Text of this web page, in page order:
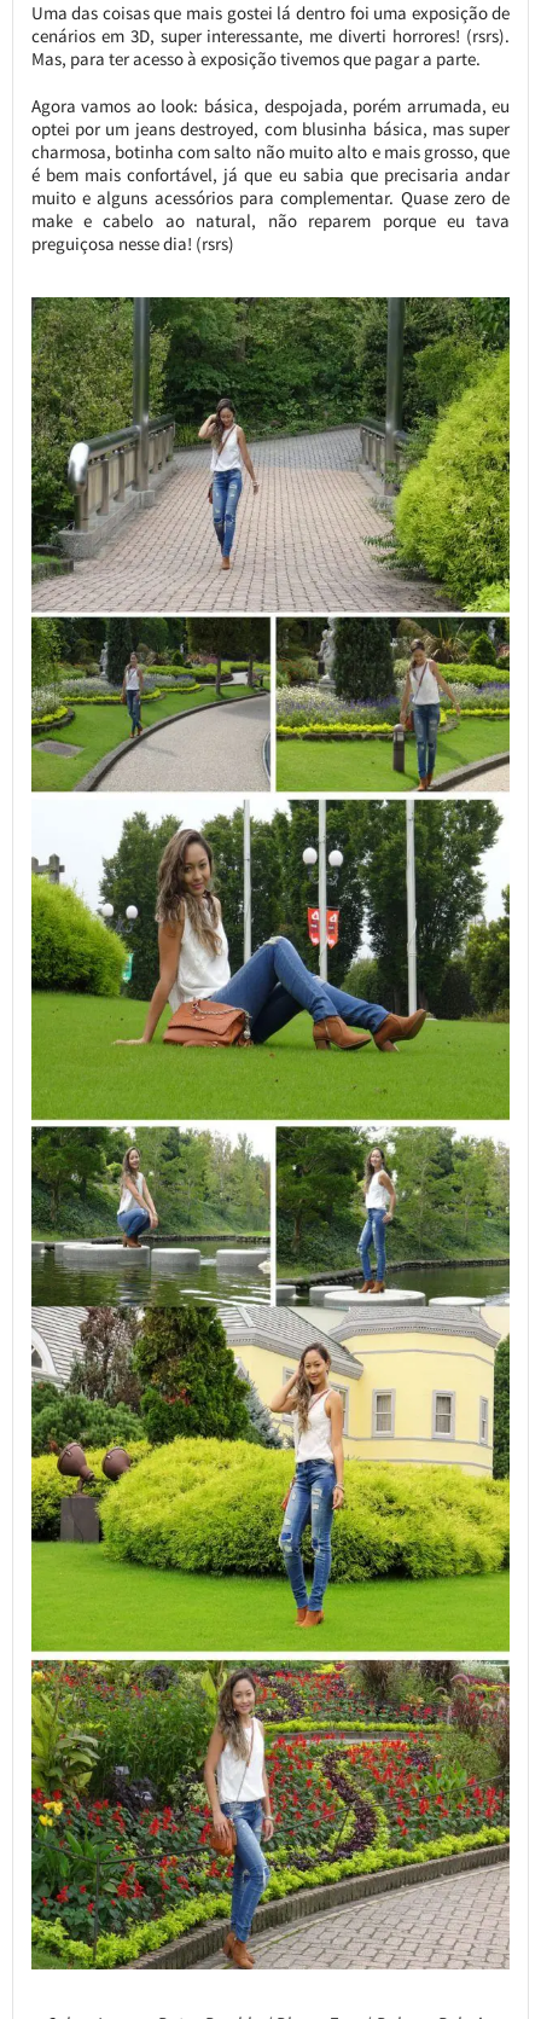
Uma das coisas que mais gostei lá dentro foi uma exposição de
cenários em 3D, super interessante, me diverti horrores! (rsrs).
Mas, para ter acesso à exposição tivemos que pagar a parte.
Agora vamos ao look: básica, despojada, porém arrumada, eu
optei por um jeans destroyed, com blusinha básica, mas super
charmosa, botinha com salto não muito alto e mais grosso, que
é bem mais confortável, já que eu sabia que precisaria andar
muito e alguns acessórios para complementar. Quase zero de
make e cabelo ao natural, não reparem porque eu tava
preguiçosa nesse dia! (rsrs)